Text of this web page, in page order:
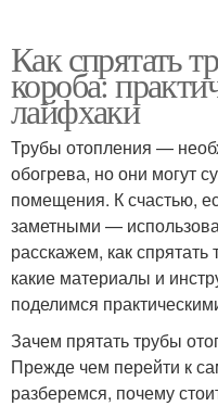
Как спрятать
короба:
лайфхаки
Трубы отопления —
обогрева, но они могут
помещения. К счастью,
заметными —
расскажем, как
какие материалы и
поделимся
Зачем прятать трубы
Прежде чем перейти к
разберемся, почему